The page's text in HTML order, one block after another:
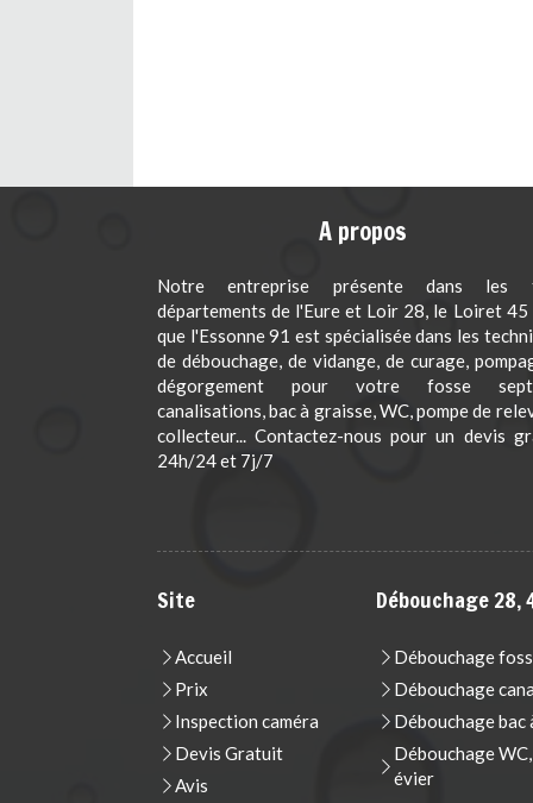
A propos
Notre entreprise présente dans les
départements de l'Eure et Loir 28, le Loiret 45
que l'Essonne 91 est spécialisée dans les
de débouchage, de vidange, de curage,
dégorgement pour votre fosse
canalisations, bac à graisse, WC, pompe de
collecteur... Contactez-nous pour un devis
24h/24 et 7j/7
Site
Accueil
Prix
Inspection caméra
Devis Gratuit
Avis
Débouchage 28,
Débouchage
Débouchage
Débouchage bac
Débouchage
évier